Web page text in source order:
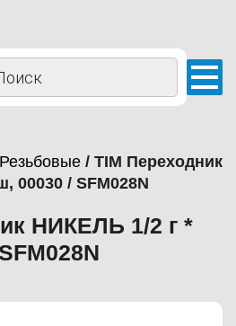
Резьбовые / TIM Переходник
00030 / SFM028N
НИКЕЛЬ 1/2 г *